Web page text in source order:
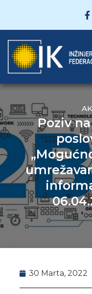
Poziv
30 Marta, 2022